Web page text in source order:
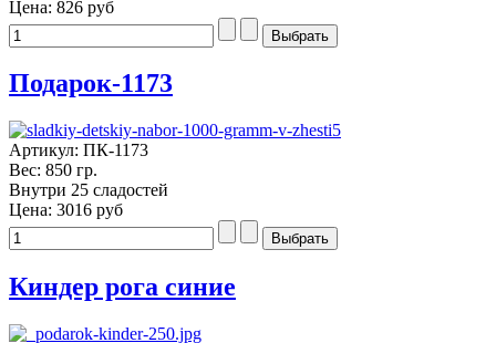
Цена: 826 руб
Подарок-1173
Артикул: ПК-1173
Вес: 850 гр.
Внутри 25 сладостей
Цена: 3016 руб
Киндер рога синие